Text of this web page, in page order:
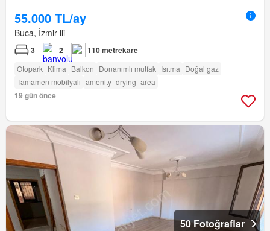
55.000 TL/ay
Buca, İzmir ili
3 2 110 metrekare
Otopark Klima Balkon Donanımlı mutfak Isıtma Doğal gaz
Tamamen mobilyalı amenity_drying_area
19 gün önce
50 Fotoğraflar